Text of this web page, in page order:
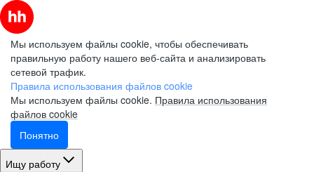
Мы используем файлы cookie, чтобы обеспечивать
правильную работу нашего веб-сайта и анализировать
сетевой трафик.
Правила использования файлов cookie
Мы используем файлы cookie. Правила использования
файлов cookie
Понятно
Ищу работу